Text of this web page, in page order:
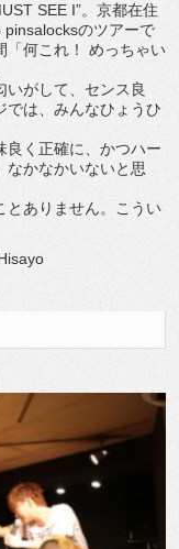
SEE I”。京都在住
のツアーで
「何これ！ めっちゃい
がして、センス良
では、みんなひょうひ
く正確に、かつハー
なかなかいないと思
ありません。こうい